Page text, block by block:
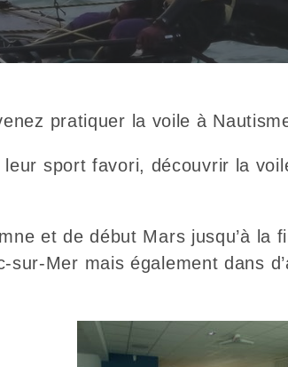
pratiquer la voile à
sport favori, découvrir la
et de début Mars jusqu’à la
Mer mais également dans